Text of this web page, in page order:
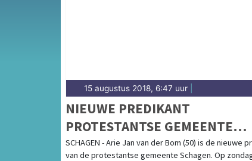
15 augustus 2018, 6:47 uur
NIEUWE PREDIKANT
PROTESTANTSE GEMEENTE
SCHAGEN BEKEND
SCHAGEN - Arie Jan van der Bom (50) is de nieuwe
van de protestantse gemeente Schagen. Op